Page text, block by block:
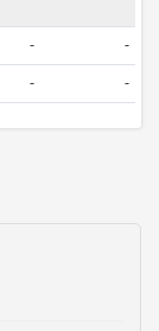
- -
- -